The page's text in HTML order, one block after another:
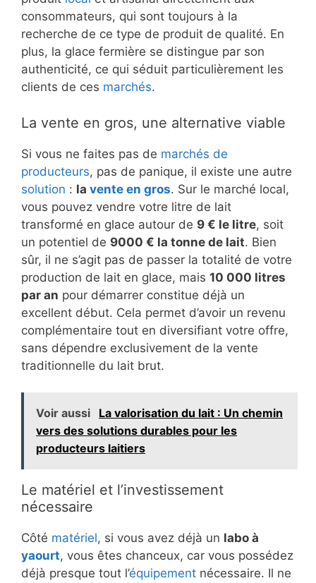
consommateurs, qui sont toujours à la
recherche de ce type de produit de qualité. En
plus, la glace fermière se distingue par son
authenticité, ce qui séduit particulièrement les
clients de ces marchés.
La vente en gros, une alternative viable
Si vous ne faites pas de marchés de
producteurs, pas de panique, il existe une autre
solution : la vente en gros. Sur le marché local,
vous pouvez vendre votre litre de lait
transformé en glace autour de 9 € le litre, soit
un potentiel de 9000 € la tonne de lait. Bien
sûr, il ne s’agit pas de passer la totalité de votre
production de lait en glace, mais 10 000 litres
par an pour démarrer constitue déjà un
excellent début. Cela permet d’avoir un revenu
complémentaire tout en diversifiant votre offre,
sans dépendre exclusivement de la vente
traditionnelle du lait brut.
Voir aussi
La valorisation du lait : Un chemin
vers des solutions durables pour les
producteurs laitiers
Le matériel et l’investissement
nécessaire
Côté matériel, si vous avez déjà un labo à
yaourt, vous êtes chanceux, car vous possédez
déjà presque tout l’équipement nécessaire. Il ne